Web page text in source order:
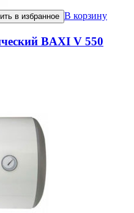
в избранное В корзину
BAXI V 550